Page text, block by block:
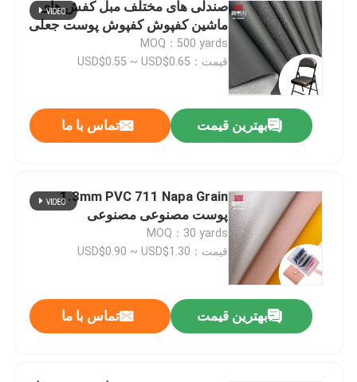
صندلی های مختلف مبل کفش های
ماشین کفپوش کفپوش پوست جعلی
MOQ：500 yards
قیمت：USD$0.55 ~ USD$0.65
بهترین قیمت تماس با ما
1.3mm PVC 711 Napa Grain
پوست مصنوعی مصنوعی
MOQ：30 yards
قیمت：USD$0.90 ~ USD$1.30
بهترین قیمت تماس با ما